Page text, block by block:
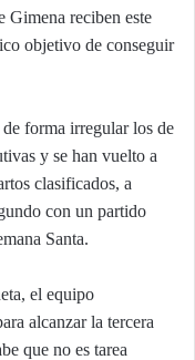
Gimena reciben este
objetivo de conseguir
forma irregular los de
y se han vuelto a
clasificados, a
con un partido
Santa.
el equipo
alcanzar la tercera
que no es tarea